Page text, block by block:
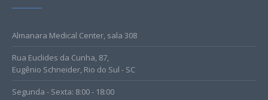
Almanara Medical Center, sala 308
Rua Euclides da Cunha, 87,
Eugênio Schneider, Rio do Sul - SC
Segunda - Sexta: 8:00 - 18:00